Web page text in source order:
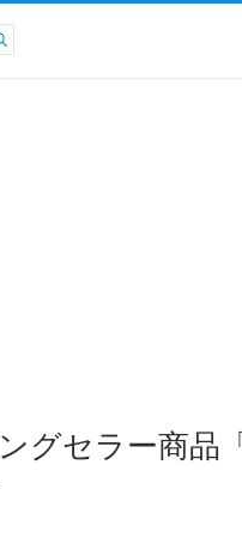
グセラー商品